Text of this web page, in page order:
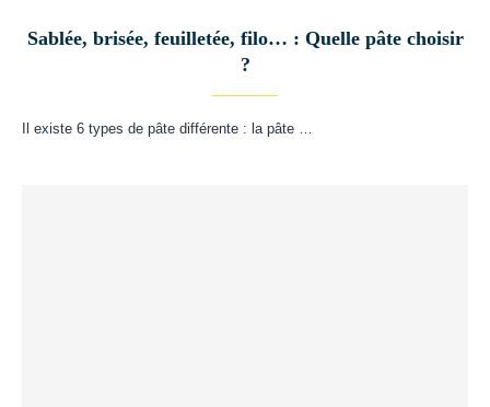
Sablée, brisée, feuilletée, filo… : Quelle pâte choisir
?
Il existe 6 types de pâte différente : la pâte …